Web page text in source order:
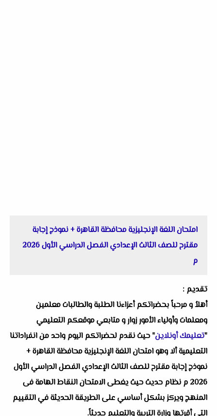
امتحان اللغة الإنجليزية محافظة القاهرة + نموذج إجابة
مقترح للصف الثالث الإعدادي الفصل الدراسي الأول 2026
م
تقديم :
أهلاُ و مرحباً بحضراتكم أعزاءنا الطلبة والطالبات معلمين
ومعلمات وأولياء الأمور زوار و متابعي موقعكم التعليمي
"تعليمك أونلاين" حيث نقدم لحضراتكم اليوم واحد من انفراداتنا
التعليمية ألا وهو امتحان اللغة الإنجليزية محافظة القاهرة +
نموذج إجابة مقترح للصف الثالث الإعدادي الفصل الدراسي الأول
2026 م نظام حديث حيث يغطى الامتحان النقاط الهامة فى
المنهج ويركز بشكل أساسي على الطريقة الحديثة في التقييم